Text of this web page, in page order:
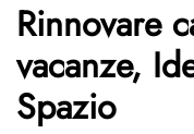
Rinnovare
vacanze,
Spazio​